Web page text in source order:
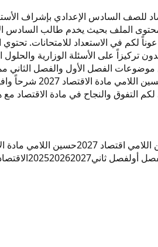
الأستاذ حسين اللامي اقتصاد 2027 لتكون عوناً
عبد الحسين اللامي الاقتصاد 2027، ستجدون
موضوعات الفصل الأول والفصل
بين الملخص
التفوق والنجاح في مادة الاقتصاد
اقتصاد 2027 حسين اللامي مادة
أولفصل ثاني 202520262027